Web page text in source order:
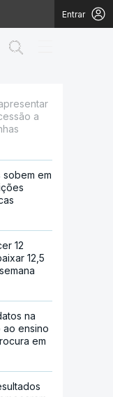
Entrar
a
a
sobem em
12
12,5
na
ao ensino
em